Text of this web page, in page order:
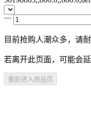
目前抢购人潮众多，请
若离开此页面，可能会延
重新进入商品页